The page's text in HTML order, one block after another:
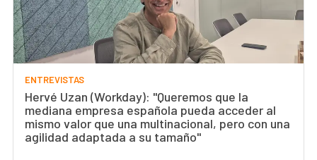
ENTREVISTAS
Hervé Uzan (Workday): "Queremos que la
mediana empresa española pueda acceder al
mismo valor que una multinacional, pero con una
agilidad adaptada a su tamaño"